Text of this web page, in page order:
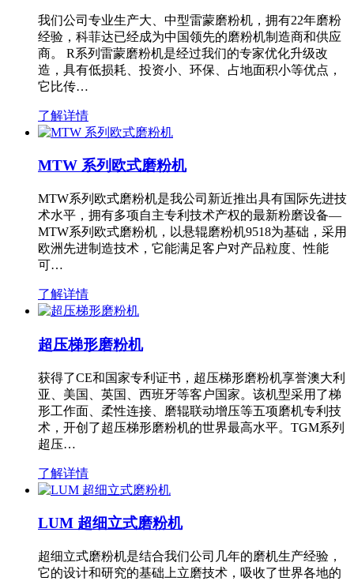
我们公司专业生产大、中型雷蒙磨粉机，拥有22年磨粉
经验，科菲达已经成为中国领先的磨粉机制造商和供应
商。 R系列雷蒙磨粉机是经过我们的专家优化升级改
造，具有低损耗、投资小、环保、占地面积小等优点，
它比传…
了解详情
MTW 系列欧式磨粉机
MTW系列欧式磨粉机是我公司新近推出具有国际先进技
术水平，拥有多项自主专利技术产权的最新粉磨设备—
MTW系列欧式磨粉机，以悬辊磨粉机9518为基础，采用
欧洲先进制造技术，它能满足客户对产品粒度、性能
可…
了解详情
超压梯形磨粉机
获得了CE和国家专利证书，超压梯形磨粉机享誉澳大利
亚、美国、英国、西班牙等客户国家。该机型采用了梯
形工作面、柔性连接、磨辊联动增压等五项磨机专利技
术，开创了超压梯形磨粉机的世界最高水平。TGM系列
超压…
了解详情
LUM 超细立式磨粉机
超细立式磨粉机是结合我们公司几年的磨机生产经验，
它的设计和研究的基础上立磨技术，吸收了世界各地的